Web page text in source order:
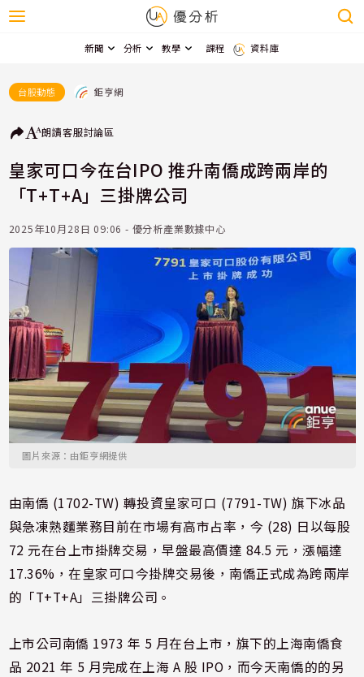
新聞 分析 教學 課程 資料庫
台股動態 鉅亨網
朗讀客服討論區
皇家可口今在台IPO 推升南僑成跨兩岸的
「T+T+A」三掛牌公司
2025年10月28日 09:06 - 優分析產業數據中心
圖片來源：由鉅亨網提供
由南僑 (1702-TW) 轉投資皇家可口 (7791-TW) 旗下冰品
與急凍熟麵業務目前在市場有高市占率，今 (28) 日以每股
72 元在台上市掛牌交易，早盤最高價達 84.5 元，漲幅達
17.36%，在皇家可口今掛牌交易後，南僑正式成為跨兩岸
的「T+T+A」三掛牌公司。
上市公司南僑 1973 年 5 月在台上市，旗下的上海南僑食
品 2021 年 5 月完成在上海 A 股 IPO，而今天南僑的的另